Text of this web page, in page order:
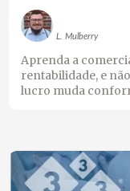
L. Mulberry
Aprenda a
rentabilidade, e
lucro muda